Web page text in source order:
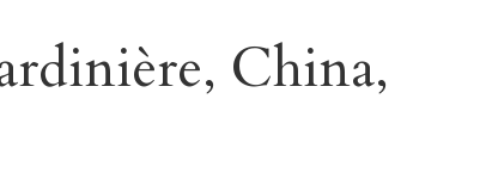
China,